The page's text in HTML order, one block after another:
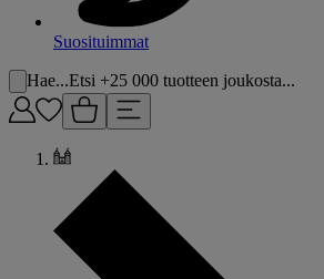
Suosituimmat
Hae...Etsi +25 000 tuotteen joukosta...